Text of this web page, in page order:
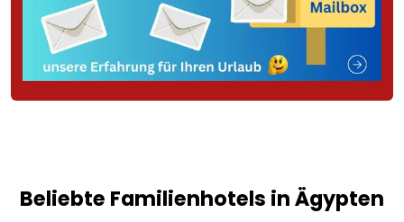
Beliebte Familienhotels in Ägypten